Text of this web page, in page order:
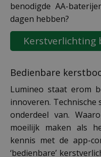
benodigde AA-
dagen hebben?
Kerstverlichting
Bedienbare
Lumineo staat erom
innoveren.
onderdeel van.
moeilijk maken als
kennis met de app-
‘bedienbare’